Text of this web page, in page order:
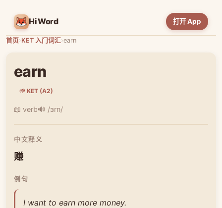
HiWord 打开 App
首页›KET 入门词汇›earn
earn
🌱 KET (A2)
📖 verb🔊 /ɜrn/
中文释义
赚
例句
I want to earn more money.